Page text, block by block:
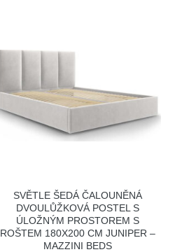
SVĚTLE ŠEDÁ ČALOUNĚNÁ
DVOULŮŽKOVÁ POSTEL S
ÚLOŽNÝM PROSTOREM S
ROŠTEM 180X200 CM JUNIPER –
MAZZINI BEDS